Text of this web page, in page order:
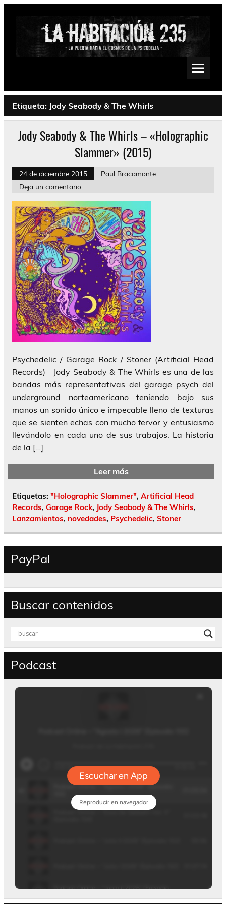
Saltar
Psychedelic, Stoner, Doom, Sludge, Fuzz, Space, Drone
Etiqueta: Jody Seabody & The Whirls
Jody Seabody & The Whirls – «Holographic
Slammer» (2015)
24 de diciembre 2015
Paul Bracamonte
Deja un comentario
Psychedelic / Garage Rock / Stoner (Artificial Head
Records) Jody Seabody & The Whirls es una de las
bandas más representativas del garage psych del
underground norteamericano teniendo bajo sus
manos un sonido único e impecable lleno de texturas
que se sienten echas con mucho fervor y entusiasmo
llevándolo en cada uno de sus trabajos. La historia
de la […]
Leer más
Etiquetas: "Holographic Slammer", Artificial Head
Records, Garage Rock, Jody Seabody & The Whirls,
Lanzamientos, novedades, Psychedelic, Stoner
PayPal
Buscar contenidos
Podcast